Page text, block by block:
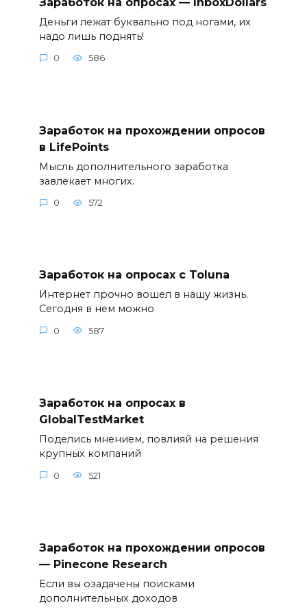
Деньги лежат буквально под ногами, их
надо лишь поднять!
0 586
Заработок на прохождении опросов
в LifePoints
Мысль дополнительного заработка
завлекает многих.
0 572
Заработок на опросах с Toluna
Интернет прочно вошел в нашу жизнь.
Сегодня в нем можно
0 587
Заработок на опросах в
GlobalTestMarket
Поделись мнением, повлияй на решения
крупных компаний
0 521
Заработок на прохождении опросов
— Pinecone Research
Если вы озадачены поисками
дополнительных доходов